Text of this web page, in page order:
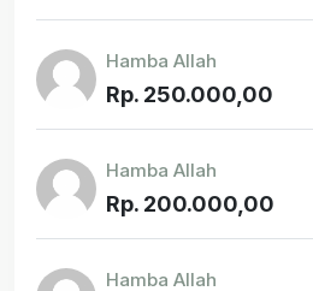
Hamba Allah
Rp. 250.000,00
Hamba Allah
Rp. 200.000,00
Hamba Allah